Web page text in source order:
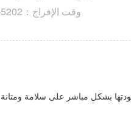
وقت الإفراج：
بشكل مباشر على سلامة